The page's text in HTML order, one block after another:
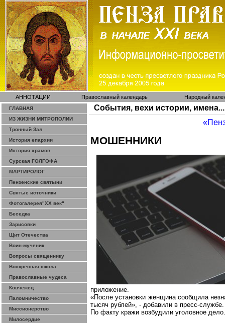
АННОТАЦИИ Православный календарь Народный
ГЛАВНАЯ
ИЗ ЖИЗНИ МИТРОПОЛИИ
Тронный Зал
История епархии
История храмов
Сурская ГОЛГОФА
МАРТИРОЛОГ
Пензенские святыни
Святые источники
Фотогалерея"ХХ век"
Беседка
Зарисовки
Щит Отечества
Воин-мученик
Вопросы священнику
Воскресная школа
Православные чудеса
Ковчежец
Паломничество
Миссионерство
Милосердие
События, вехи истории, имена...
МОШЕННИКИ
приложение.
«После установки женщина сообщила
тысяч рублей», - добавили в пресс-службе.
По факту кражи возбудили уголовное